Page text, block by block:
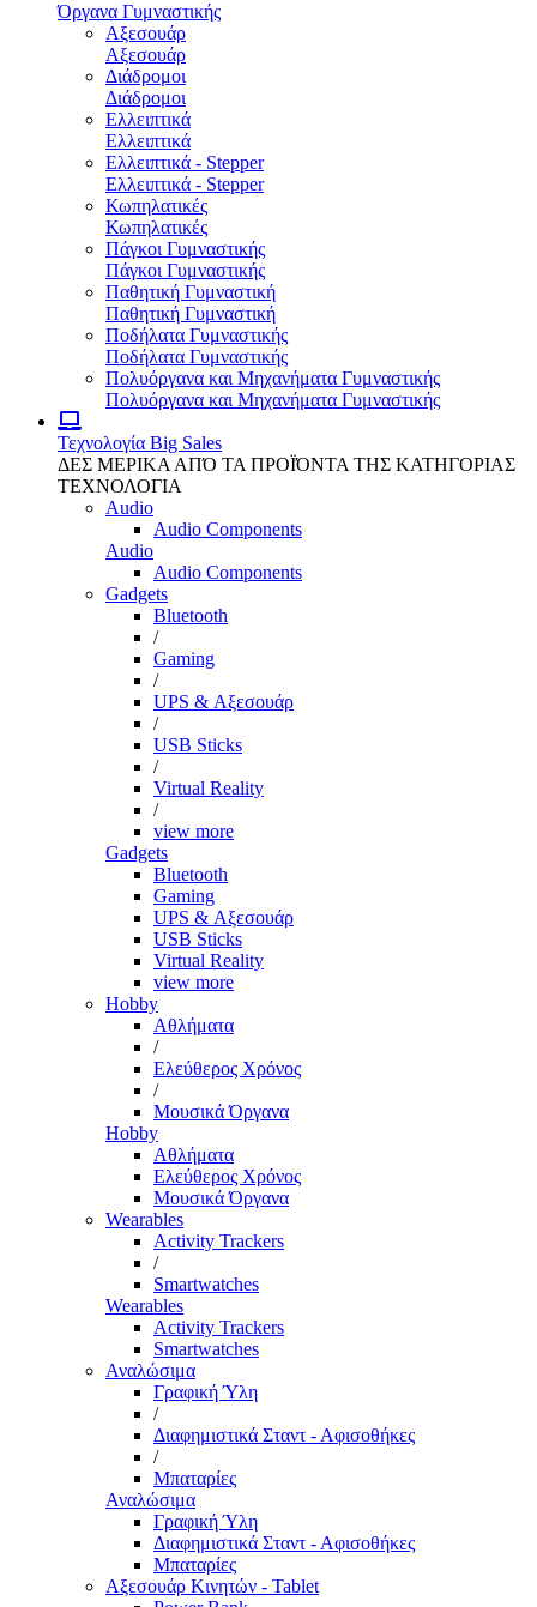
Όργανα Γυμναστικής
Αξεσουάρ
Αξεσουάρ
Διάδρομοι
Διάδρομοι
Ελλειπτικά
Ελλειπτικά
Ελλειπτικά - Stepper
Ελλειπτικά - Stepper
Κωπηλατικές
Κωπηλατικές
Πάγκοι Γυμναστικής
Πάγκοι Γυμναστικής
Παθητική Γυμναστική
Παθητική Γυμναστική
Ποδήλατα Γυμναστικής
Ποδήλατα Γυμναστικής
Πολυόργανα και Μηχανήματα Γυμναστικής
Πολυόργανα και Μηχανήματα Γυμναστικής
Τεχνολογία Big Sales
ΔΕΣ ΜΕΡΙΚΑ ΑΠΌ ΤΑ ΠΡΟΪΌΝΤΑ ΤΗΣ ΚΑΤΗΓΟΡΙΑΣ
ΤΕΧΝΟΛΟΓΙΑ
Audio
Audio Components
Audio
Audio Components
Gadgets
Bluetooth
/
Gaming
/
UPS & Αξεσουάρ
/
USB Sticks
/
Virtual Reality
/
view more
Gadgets
Bluetooth
Gaming
UPS & Αξεσουάρ
USB Sticks
Virtual Reality
view more
Hobby
Αθλήματα
/
Ελεύθερος Χρόνος
/
Μουσικά Όργανα
Hobby
Αθλήματα
Ελεύθερος Χρόνος
Μουσικά Όργανα
Wearables
Activity Trackers
/
Smartwatches
Wearables
Activity Trackers
Smartwatches
Αναλώσιμα
Γραφική Ύλη
/
Διαφημιστικά Σταντ - Αφισοθήκες
/
Μπαταρίες
Αναλώσιμα
Γραφική Ύλη
Διαφημιστικά Σταντ - Αφισοθήκες
Μπαταρίες
Αξεσουάρ Κινητών - Tablet